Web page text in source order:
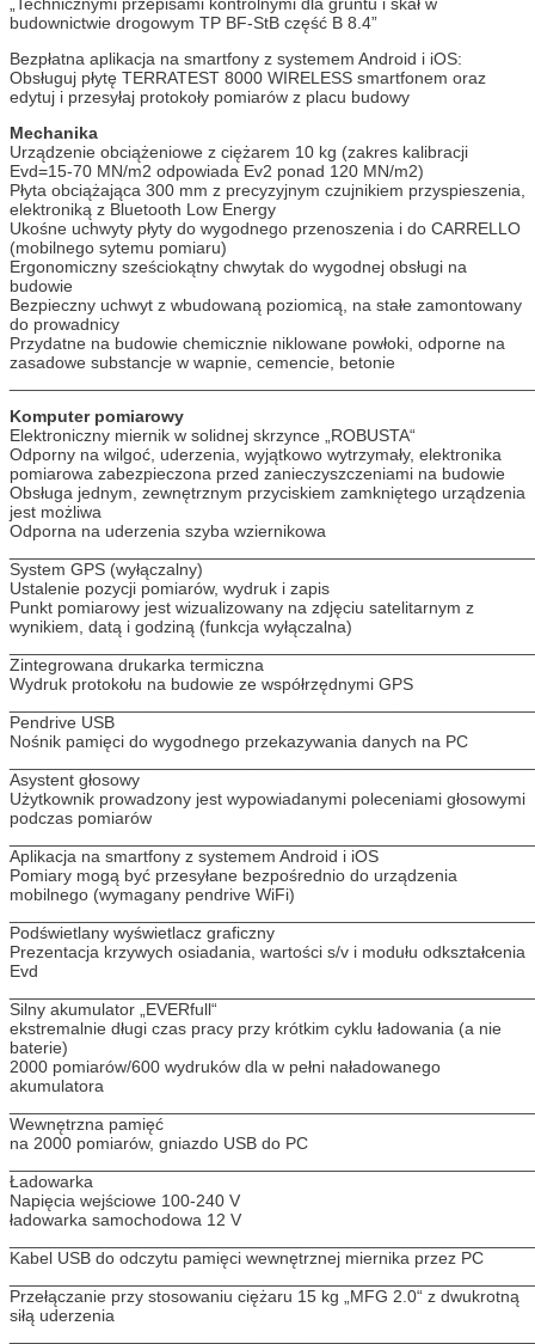
„Technicznymi przepisami kontrolnymi dla gruntu i skał w
budownictwie drogowym TP BF-StB część B 8.4”
Bezpłatna aplikacja na smartfony z systemem Android i iOS:
Obsługuj płytę TERRATEST 8000 WIRELESS smartfonem oraz
edytuj i przesyłaj protokoły pomiarów z placu budowy
Mechanika
Urządzenie obciążeniowe z ciężarem 10 kg (zakres kalibracji
Evd=15-70 MN/m2 odpowiada Ev2 ponad 120 MN/m2)
Płyta obciążająca 300 mm z precyzyjnym czujnikiem przyspieszenia,
elektroniką z Bluetooth Low Energy
Ukośne uchwyty płyty do wygodnego przenoszenia i do CARRELLO
(mobilnego sytemu pomiaru)
Ergonomiczny sześciokątny chwytak do wygodnej obsługi na
budowie
Bezpieczny uchwyt z wbudowaną poziomicą, na stałe zamontowany
do prowadnicy
Przydatne na budowie chemicznie niklowane powłoki, odporne na
zasadowe substancje w wapnie, cemencie, betonie
Komputer pomiarowy
Elektroniczny miernik w solidnej skrzynce „ROBUSTA“
Odporny na wilgoć, uderzenia, wyjątkowo wytrzymały, elektronika
pomiarowa zabezpieczona przed zanieczyszczeniami na budowie
Obsługa jednym, zewnętrznym przyciskiem zamkniętego urządzenia
jest możliwa
Odporna na uderzenia szyba wziernikowa
System GPS (wyłączalny)
Ustalenie pozycji pomiarów, wydruk i zapis
Punkt pomiarowy jest wizualizowany na zdjęciu satelitarnym z
wynikiem, datą i godziną (funkcja wyłączalna)
Zintegrowana drukarka termiczna
Wydruk protokołu na budowie ze współrzędnymi GPS
Pendrive USB
Nośnik pamięci do wygodnego przekazywania danych na PC
Asystent głosowy
Użytkownik prowadzony jest wypowiadanymi poleceniami głosowymi
podczas pomiarów
Aplikacja na smartfony z systemem Android i iOS
Pomiary mogą być przesyłane bezpośrednio do urządzenia
mobilnego (wymagany pendrive WiFi)
Podświetlany wyświetlacz graficzny
Prezentacja krzywych osiadania, wartości s/v i modułu odkształcenia
Evd
Silny akumulator „EVERfull“
ekstremalnie długi czas pracy przy krótkim cyklu ładowania (a nie
baterie)
2000 pomiarów/600 wydruków dla w pełni naładowanego
akumulatora
Wewnętrzna pamięć
na 2000 pomiarów, gniazdo USB do PC
Ładowarka
Napięcia wejściowe 100-240 V
ładowarka samochodowa 12 V
Kabel USB do odczytu pamięci wewnętrznej miernika przez PC
Przełączanie przy stosowaniu ciężaru 15 kg „MFG 2.0“ z dwukrotną
siłą uderzenia